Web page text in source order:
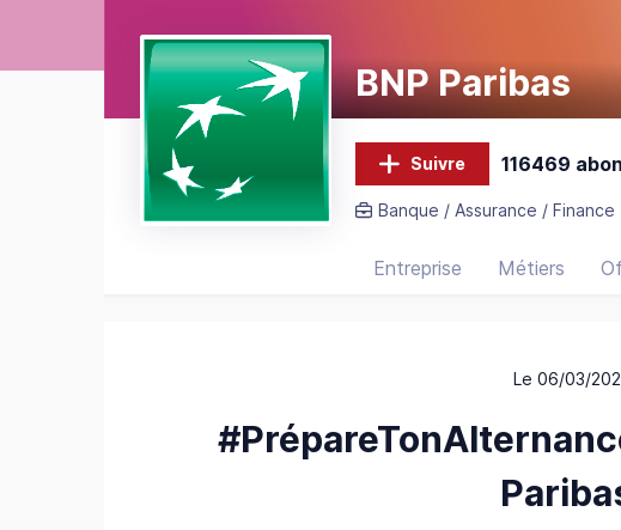
BNP Paribas
Suivre 116469
Banque / Assurance / Finance
Entreprise Métiers
Le 06/03/